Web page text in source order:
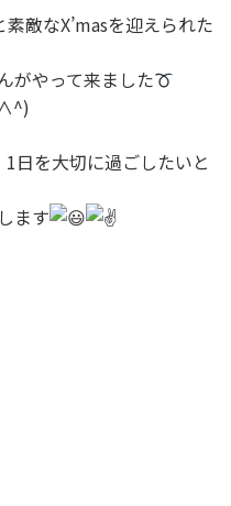
敵なX’masを迎えられた
がやって来ました
日を大切に過ごしたいと
ます